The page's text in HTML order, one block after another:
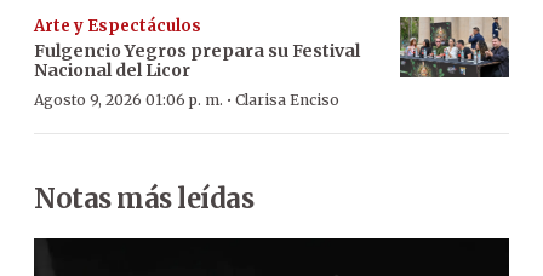
Arte y Espectáculos
Fulgencio Yegros prepara su Festival
Nacional del Licor
Agosto 9, 2026 01:06 p. m. · Clarisa Enciso
Notas más leídas